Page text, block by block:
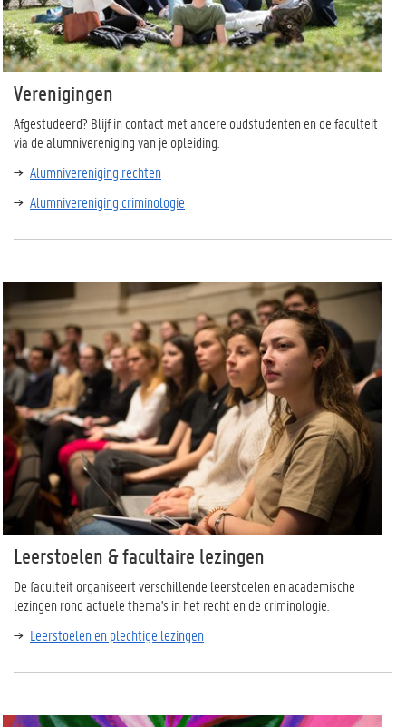
Verenigingen
Afgestudeerd? Blijf in contact met andere oudstudenten en de faculteit
via de alumnivereniging van je opleiding.
Alumnivereniging rechten
Alumnivereniging criminologie
Leerstoelen & facultaire lezingen
De faculteit organiseert verschillende leerstoelen en academische
lezingen rond actuele thema's in het recht en de criminologie.
Leerstoelen en plechtige lezingen